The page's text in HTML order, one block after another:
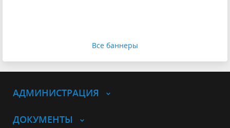
Все баннеры
АДМИНИСТРАЦИЯ
ДОКУМЕНТЫ